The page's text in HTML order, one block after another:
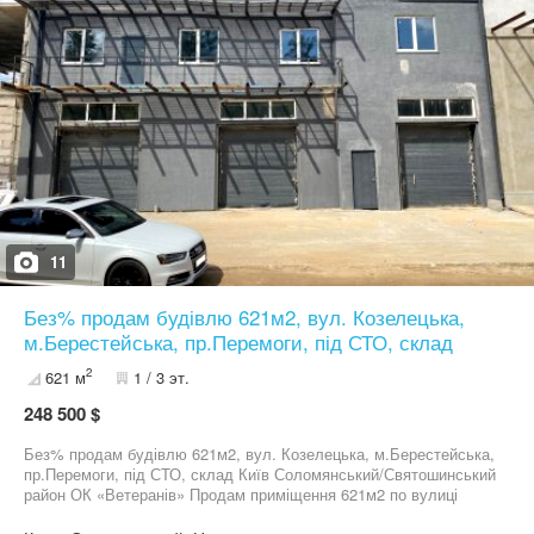
електрокотел, морозильна камера 5.5м2, хоспер-мангал з
виведеною на дах будинку витяжною системою) -заведено 120
кВт -3 хвилини пішки до станції метро Славутич -популярне у
відвідувачів місце, своя база постійних клієнтів! -ресторан
новий, діючий та прибутковий!
11
Без% продам будівлю 621м2, вул. Козелецька,
м.Берестейська, пр.Перемоги, під СТО, склад
621 м2 1 / 3 эт.
248 500 $
Без% продам будівлю 621м2, вул. Козелецька, м.Берестейська,
пр.Перемоги, під СТО, склад Київ Соломянський/Святошинський
район ОК «Ветеранів» Продам приміщення 621м2 по вулиці